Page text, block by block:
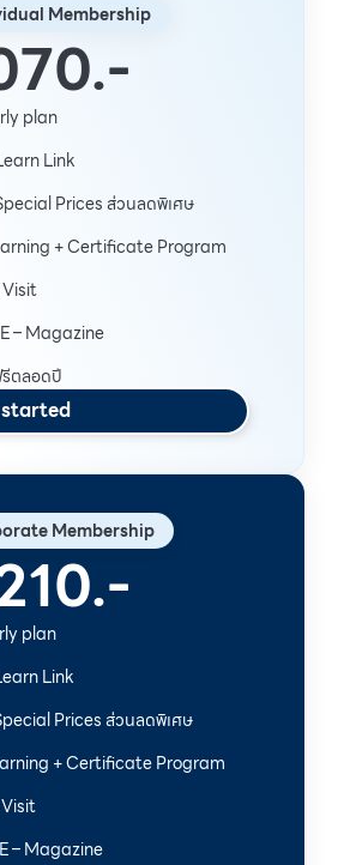
Membership
plan
Link
Prices ส่วนลดพิเศษ
+ Certificate Program
Visit
– Magazine
ตลอดปี
Membership
plan
Link
Prices ส่วนลดพิเศษ
+ Certificate Program
– Magazine